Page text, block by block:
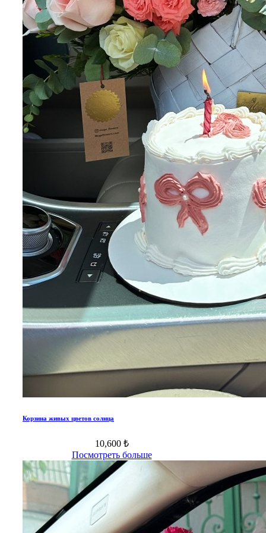
Корзина живых цветов солнца
10,600 ₺
Посмотреть больше